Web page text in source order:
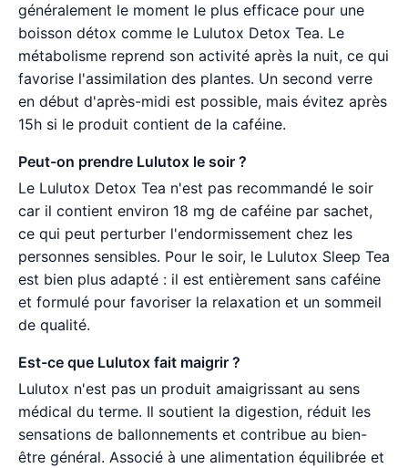
généralement le moment le plus efficace pour une
boisson détox comme le Lulutox Detox Tea. Le
métabolisme reprend son activité après la nuit, ce qui
favorise l'assimilation des plantes. Un second verre
en début d'après-midi est possible, mais évitez après
15h si le produit contient de la caféine.
Peut-on prendre Lulutox le soir ?
Le Lulutox Detox Tea n'est pas recommandé le soir
car il contient environ 18 mg de caféine par sachet,
ce qui peut perturber l'endormissement chez les
personnes sensibles. Pour le soir, le Lulutox Sleep Tea
est bien plus adapté : il est entièrement sans caféine
et formulé pour favoriser la relaxation et un sommeil
de qualité.
Est-ce que Lulutox fait maigrir ?
Lulutox n'est pas un produit amaigrissant au sens
médical du terme. Il soutient la digestion, réduit les
sensations de ballonnements et contribue au bien-
être général. Associé à une alimentation équilibrée et